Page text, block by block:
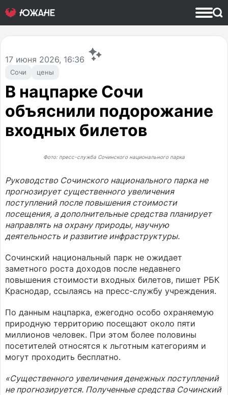
Сочи цены
17 июня 2026, 16:36
В нацпарке Сочи
объяснили подорожание
входных билетов
Фото: пресс-служба Сочинского национального парка
Руководство Сочинского национального парка не
прогнозирует существенного увеличения
поступлений после повышения стоимости
посещения, а дополнительные средства планирует
направлять на охрану природы, научную
деятельность и развитие инфраструктуры.
Сочинский национальный парк не ожидает
заметного роста доходов после недавнего
повышения стоимости входных билетов, пишет РБК
Краснодар, ссылаясь на пресс-службу учреждения.
По данным нацпарка, ежегодно особо охраняемую
природную территорию посещают около пяти
миллионов человек. При этом более половины
посетителей относятся к льготным категориям и
могут проходить бесплатно.
«Существенного увеличения денежных поступлений
не прогнозируется. Полученные средства Сочинский